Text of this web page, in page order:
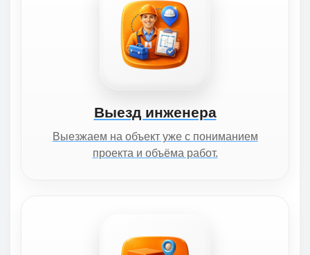
Выезд инженера
Выезжаем на объект уже с пониманием
проекта и объёма работ.